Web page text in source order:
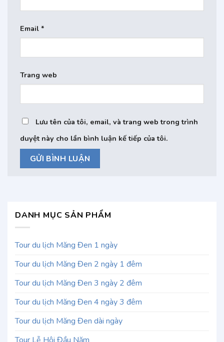
Email *
Trang web
Lưu tên của tôi, email, và trang web trong trình
duyệt này cho lần bình luận kế tiếp của tôi.
DANH MỤC SẢN PHẨM
Tour du lịch Măng Đen 1 ngày
Tour du lịch Măng Đen 2 ngày 1 đêm
Tour du lịch Măng Đen 3 ngày 2 đêm
Tour du lịch Măng Đen 4 ngày 3 đêm
Tour du lịch Măng Đen dài ngày